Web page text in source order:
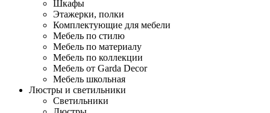
Шкафы
Этажерки, полки
Комплектующие для мебели
Мебель по стилю
Мебель по материалу
Мебель по коллекции
Мебель от Garda Decor
Мебель школьная
Люстры и светильники
Светильники